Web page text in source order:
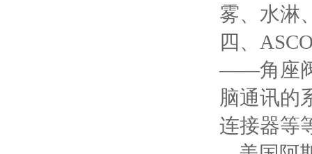
雾、水淋
四、
——角座阀
脑通讯的
连接器等